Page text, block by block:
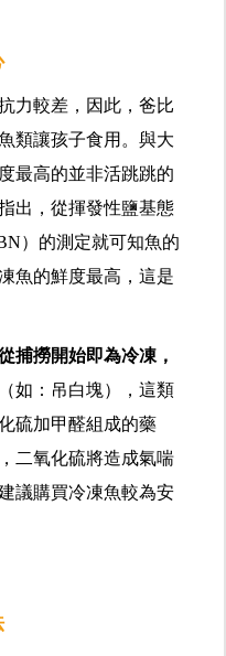
力較差，因此，爸比
類讓孩子食用。與大
最高的並非活跳跳的
出，從揮發性鹽基態
）的測定就可知魚的
魚的鮮度最高，這是
捕撈開始即為冷凍，
（如：吊白塊），這類
硫加甲醛組成的藥
二氧化硫將造成氣喘
議購買冷凍魚較為安